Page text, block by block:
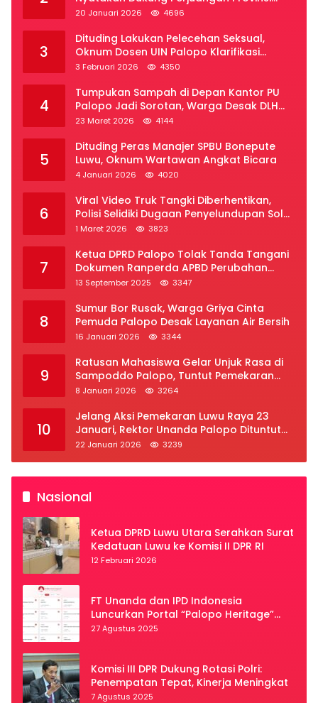
Luwu Raya
20 Januari 2026 4696
3
Dituding Lakukan Pelecehan Seksual,
Oknum Dosen UIN Palopo Klarifikasi
Kronologi
3 Februari 2026 4350
4
Tumpukan Sampah di Depan Kantor PU
Palopo Jadi Sorotan, Warga Desak DLH
Segera Bertindak
23 Maret 2026 4144
5
Dituding Peras Manajer SPBU Bonepute
Luwu, Oknum Wartawan Angkat Bicara
4 Januari 2026 4020
6
Viral Video Truk Tangki Diberhentikan,
Polisi Selidiki Dugaan Penyelundupan Solar
Subsidi di Palopo
1 Maret 2026 3823
7
Ketua DPRD Palopo Tolak Tanda Tangani
Dokumen Ranperda APBD Perubahan
2025
13 September 2025 3347
8
Sumur Bor Rusak, Warga Griya Cinta
Pemuda Palopo Desak Layanan Air Bersih
16 Januari 2026 3344
9
Ratusan Mahasiswa Gelar Unjuk Rasa di
Sampoddo Palopo, Tuntut Pemekaran
Provinsi Luwu Raya
8 Januari 2026 3264
10
Jelang Aksi Pemekaran Luwu Raya 23
Januari, Rektor Unanda Palopo Dituntut
Liburkan Mahasiswa
22 Januari 2026 3239
Nasional
Ketua DPRD Luwu Utara Serahkan Surat
Kedatuan Luwu ke Komisi II DPR RI
12 Februari 2026
FT Unanda dan IPD Indonesia
Luncurkan Portal “Palopo Heritage”
Secara Virtual
27 Agustus 2025
Komisi III DPR Dukung Rotasi Polri:
Penempatan Tepat, Kinerja Meningkat
7 Agustus 2025